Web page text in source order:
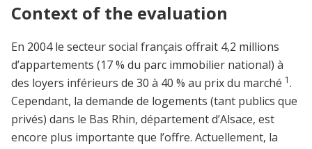
Context of the evaluation
En 2004 le secteur social français offrait 4,2 millions
d’appartements (17 % du parc immobilier national) à
des loyers inférieurs de 30 à 40 % au prix du marché 1.
Cependant, la demande de logements (tant publics que
privés) dans le Bas Rhin, département d’Alsace, est
encore plus importante que l’offre. Actuellement, la